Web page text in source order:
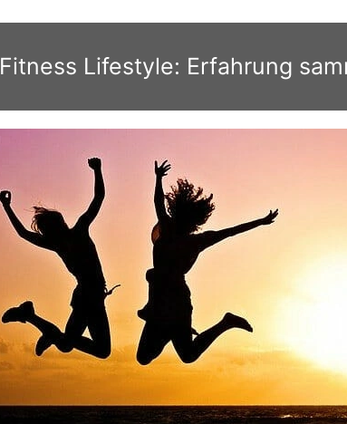
Fitness Lifestyle: Erfahrung